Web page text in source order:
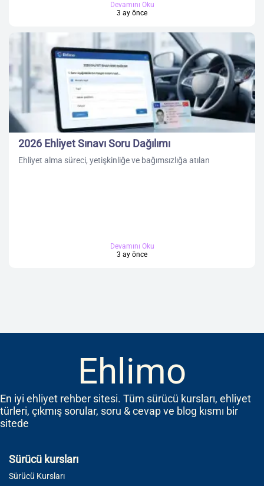
Devamını Oku
3 ay önce
2026 Ehliyet Sınavı Soru Dağılımı
Ehliyet alma süreci, yetişkinliğe ve bağımsızlığa atılan
Devamını Oku
3 ay önce
Ehlimo
En iyi ehliyet rehber sitesi. Tüm sürücü kursları, ehliyet
türleri, çıkmış sorular, soru & cevap ve blog kısmı bir
sitede
Sürücü kursları
Sürücü Kursları